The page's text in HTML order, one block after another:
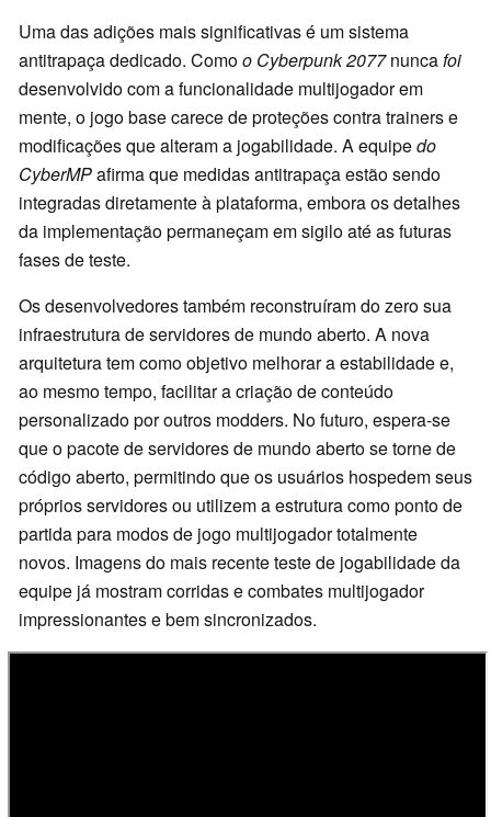
Uma das adições mais significativas é um sistema
antitrapaça dedicado. Comoo Cyberpunk 2077nuncafoi
desenvolvido com a funcionalidade multijogador em
mente, o jogo base carece de proteções contra trainers e
modificações que alteram a jogabilidade. A equipedo
CyberMPafirma que medidas antitrapaça estão sendo
integradas diretamente à plataforma, embora os detalhes
da implementação permaneçam em sigilo até as futuras
fases de teste.
Os desenvolvedores também reconstruíram do zero sua
infraestrutura de servidores de mundo aberto. A nova
arquitetura tem como objetivo melhorar a estabilidade e,
ao mesmo tempo, facilitar a criação de conteúdo
personalizado por outros modders. No futuro, espera-se
que o pacote de servidores de mundo aberto se torne de
código aberto, permitindo que os usuários hospedem seus
próprios servidores ou utilizem a estrutura como ponto de
partida para modos de jogo multijogador totalmente
novos. Imagens do mais recente teste de jogabilidade da
equipe já mostram corridas e combates multijogador
impressionantes e bem sincronizados.